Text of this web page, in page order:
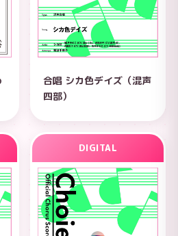
合唱 シカ色デイズ（混声
四部）
DIGITAL